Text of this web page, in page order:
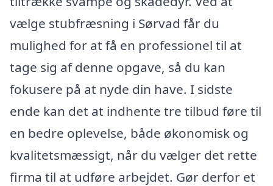
vælge stubfræsning i Sørvad får du
mulighed for at få en professionel til at
tage sig af denne opgave, så du kan
fokusere på at nyde din have. I sidste
ende kan det at indhente tre tilbud føre til
en bedre oplevelse, både økonomisk og
kvalitetsmæssigt, når du vælger det rette
firma til at udføre arbejdet. Gør derfor et